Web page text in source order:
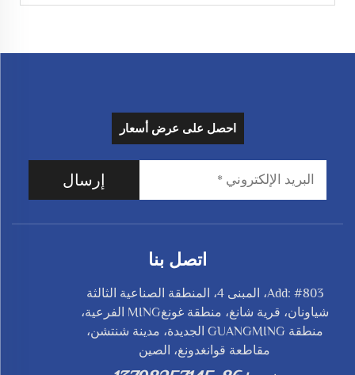
احصل على عرض أسعار
إرسال
اتصل بنا
Add: #803، المبنى 4، المنطقة الصناعية الثالثة
شياونان، قرية شانغ، منطقة غونغMING الفرعية،
منطقة GUANGMING الجديدة، مدينة شنتشن،
مقاطعة قوانغدونغ، الصين